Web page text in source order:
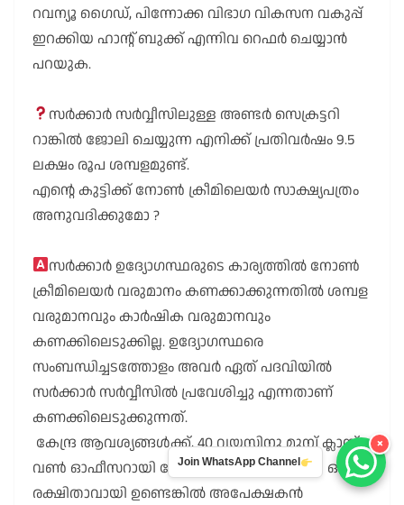
റവന്യൂ ഗൈഡ്, പിന്നോക്ക വിഭാഗ വികസന വകുപ്പ്
ഇറക്കിയ ഹാൻ്റ് ബുക്ക് എന്നിവ റെഫർ ചെയ്യാൻ
പറയുക.
സർക്കാർ സർവ്വീസിലുള്ള അണ്ടർ സെക്രട്ടറി
റാങ്കിൽ ജോലി ചെയ്യുന്ന എനിക്ക് പ്രതിവർഷം 9.5
ലക്ഷം രൂപ ശമ്പളമുണ്ട്.
എൻ്റെ കുട്ടിക്ക് നോൺ ക്രീമിലെയർ സാക്ഷ്യപത്രം
അനുവദിക്കുമോ ?
സർക്കാർ ഉദ്യോഗസ്ഥരുടെ കാര്യത്തിൽ നോൺ
ക്രീമിലെയർ വരുമാനം കണക്കാക്കുന്നതിൽ ശമ്പള
വരുമാനവും കാർഷിക വരുമാനവും
കണക്കിലെടുക്കില്ല. ഉദ്യോഗസ്ഥരെ
സംബന്ധിച്ചടത്തോളം അവർ ഏത് പദവിയിൽ
സർക്കാർ സർവ്വീസിൽ പ്രവേശിച്ചു എന്നതാണ്
കണക്കിലെടുക്കുന്നത്.
കേന്ദ്ര ആവശ്യങ്ങൾക്ക്, 40 വയസിനു മുമ്പ് ക്ലാസ്
വൺ ഓഫീസറായി നേരിട്ടു നിയമനം നേടിയ ഒരാൾ
രക്ഷിതാവായി ഉണ്ടെങ്കിൽ അപേക്ഷകൻ
Join WhatsApp Channel
×